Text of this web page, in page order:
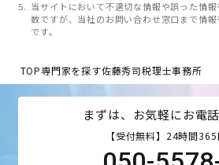
当サイトにおいて不適切な情報や誤った情
数ですが、当社のお問い合わせ窓口まで情
です。
TOP専門家を探す佐藤秀司税理士事務所
まずは、お気軽にお電
【受付無料】24時間